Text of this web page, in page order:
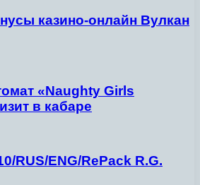
казино-онлайн Вулкан
«Naughty Girls
в кабаре
RUS/ENG/RePack R.G.